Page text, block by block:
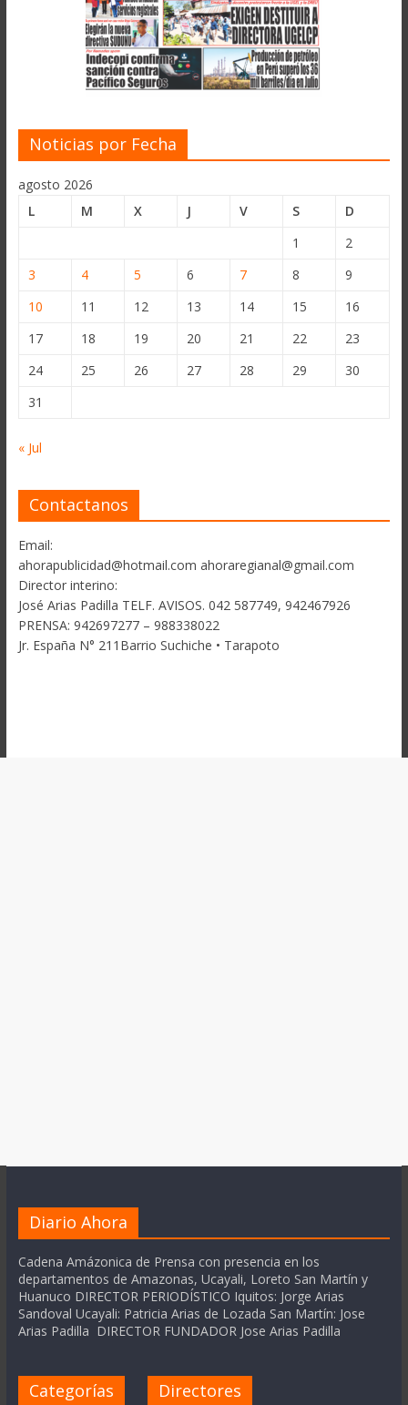
Noticias por Fecha
agosto 2026
L
M X J V S
D
1
2
3
4 5 6 7 8
9
10
11 12 13 14 15
16
17
18 19 20 21 22
23
24
25 26 27 28 29
30
31
« Jul
Contactanos
Email:
ahorapublicidad@hotmail.com ahoraregianal@gmail.com
Director interino:
José Arias Padilla TELF. AVISOS. 042 587749, 942467926
PRENSA: 942697277 – 988338022
Jr. España N° 211Barrio Suchiche • Tarapoto
Diario Ahora
Cadena Amázonica de Prensa con presencia en los
departamentos de Amazonas, Ucayali, Loreto San Martín y
Huanuco DIRECTOR PERIODÍSTICO Iquitos: Jorge Arias
Sandoval Ucayali: Patricia Arias de Lozada San Martín: Jose
Arias Padilla DIRECTOR FUNDADOR Jose Arias Padilla
Categorías Directores